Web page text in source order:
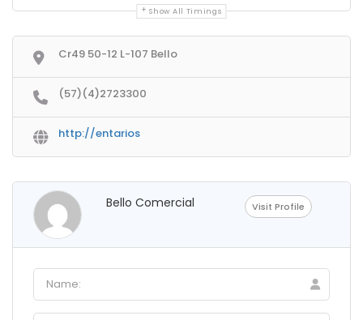
Show All Timings
Cr49 50-12 L-107 Bello
(57)(4)2723300
http://entarios
Bello Comercial Visit Profile